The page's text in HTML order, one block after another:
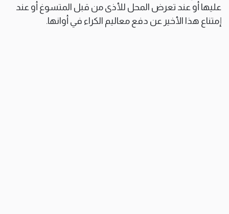
عليها أو عند تعرض المحل للأذى من قبل المتسوغ أو عند
إمتناع هذا الأخير عن دفع معاليم الكراء في أوانها.